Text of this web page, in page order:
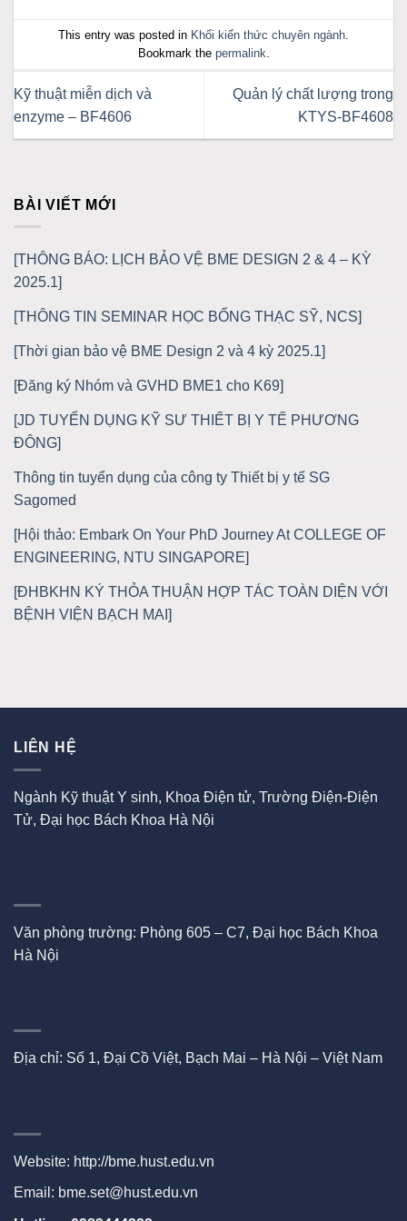
This entry was posted in Khối kiến thức chuyên ngành
Bookmark the permalink
Kỹ thuật miễn dịch và
enzyme – BF4606
Quản lý chất lượng trong
KTYS-BF4608
BÀI VIẾT MỚI
[THÔNG BÁO: LỊCH BẢO VỆ BME DESIGN 2 & 4 – KỲ
2025.1]
[THÔNG TIN SEMINAR HỌC BỔNG THẠC SỸ, NCS]
[Thời gian bảo vệ BME Design 2 và 4 kỳ 2025.1]
[Đăng ký Nhóm và GVHD BME1 cho K69]
[JD TUYỂN DỤNG KỸ SƯ THIẾT BỊ Y TẾ PHƯƠNG
ĐÔNG]
Thông tin tuyển dụng của công ty Thiết bị y tế SG
Sagomed
[Hội thảo: Embark On Your PhD Journey At COLLEGE OF
ENGINEERING, NTU SINGAPORE]
[ĐHBKHN KÝ THỎA THUẬN HỢP TÁC TOÀN DIỆN VỚI
BỆNH VIỆN BẠCH MAI]
LIÊN HỆ
Ngành Kỹ thuật Y sinh, Khoa Điện tử, Trường Điện-Điện
Tử, Đại học Bách Khoa Hà Nội
Văn phòng trường: Phòng 605 – C7, Đại học Bách Khoa
Hà Nội
Địa chỉ: Số 1, Đại Cồ Việt, Bạch Mai – Hà Nội – Việt Nam
Website: http://bme.hust.edu.vn
Email: bme.set@hust.edu.vn